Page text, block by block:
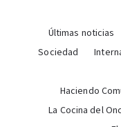
Últimas noticias
Sociedad
Haciendo
La Cocina del